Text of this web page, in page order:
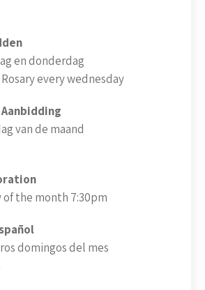
en donderdag
every wednesday
van de maand
of the month 7:30pm
domingos del mes